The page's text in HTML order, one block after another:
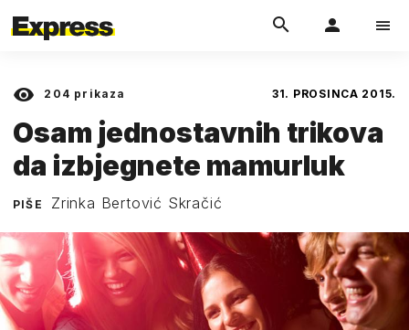
204 prikaza 31. PROSINCA 2015.
Osam jednostavnih trikova
da izbjegnete mamurluk
PIŠE Zrinka Bertović Skračić